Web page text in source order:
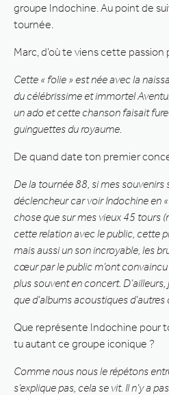
groupe Indochine. Au point de
tournée.
Marc, d’où te viens cette
Cette « folie » est née avec la
du célébrissime et immortel
un ado et cette chanson faisait
guinguettes du royaume.
De quand date ton premier
De la tournée 88, si mes souvenirs
déclencheur car voir Indochine en
chose que sur mes vieux 45 tours
cette relation avec le public, cette
mais aussi un son incroyable, les
cœur par le public m’ont
plus souvent en concert. D’ailleurs,
que d’albums acoustiques
Que représente Indochine pour
tu autant ce groupe iconique ?
Comme nous nous le répétons
s’explique pas, cela se vit. Il n’y a